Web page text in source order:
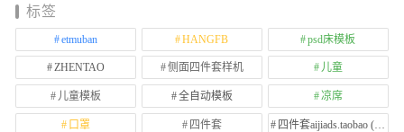
标签
etmuban HANGFB psd床模板
ZHENTAO 侧面四件套样机 儿童
儿童模板 全自动模板 凉席
口罩 四件套 四件套aijiads.taobao (1639)